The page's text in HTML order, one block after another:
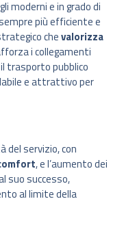
moderni e in grado di
più efficiente e
chevalorizza
i collegamenti
trasporto pubblico
e attrattivo per
del servizio, con
, e l’aumento dei
suo successo,
al limite della